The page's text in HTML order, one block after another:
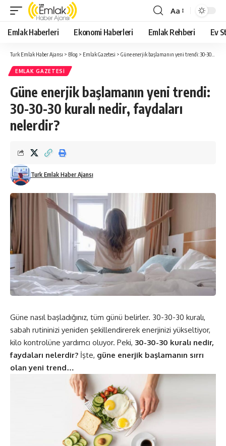
Yazı
Tipi
Boyutlandırıcı
Aa
Emlak Haberleri Ekonomi Haberleri Emlak Rehberi Ev
Turk Emlak Haber Ajansı > Blog > Emlak Gazetesi > Güne enerjik başlamanın yeni trendi: 30-30-30 kuralı nedir, faydaları nelerdir?
EMLAK GAZETESI
Güne enerjik başlamanın yeni trendi:
30-30-30 kuralı nedir, faydaları
nelerdir?
Turk Emlak Haber Ajansı
Güne nasıl başladığınız, tüm günü belirler. 30-30-30 kuralı,
sabah rutininizi yeniden şekillendirerek enerjinizi yükseltiyor,
kilo kontrolüne yardımcı oluyor. Peki, 30-30-30 kuralı nedir,
faydaları nelerdir? İşte, güne enerjik başlamanın sırrı
olan yeni trend…